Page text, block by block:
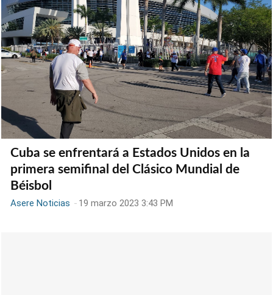
Cuba se enfrentará a Estados Unidos en la
primera semifinal del Clásico Mundial de
Béisbol
Asere Noticias - 19 marzo 2023 3:43 PM